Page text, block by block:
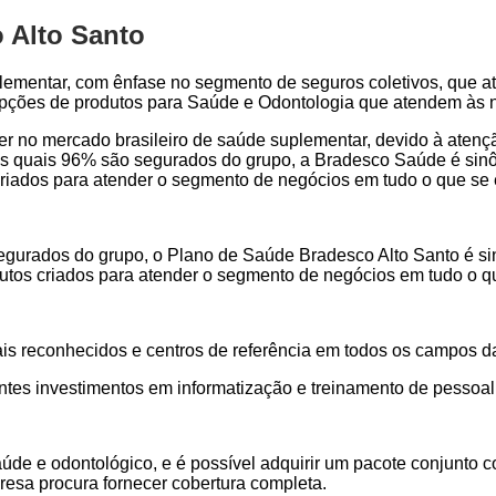
Alto Santo
com ênfase no segmento de seguros coletivos, que
de produtos para Saúde e Odontologia que atendem às
no mercado brasileiro de saúde suplementar, devido à
quais 96% são segurados do grupo, a Bradesco Saúde é
para atender o segmento de negócios em tudo o que
do grupo, o Plano de Saúde Bradesco Alto Santo é
criados para atender o segmento de negócios em tudo o
reconhecidos e centros de referência em todos os campos
investimentos em informatização e treinamento de
e odontológico, e é possível adquirir um pacote conjunto
procura fornecer cobertura completa.